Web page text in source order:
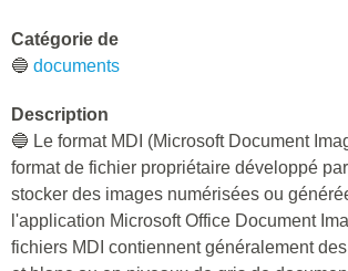
Catégorie de
🔵 documents
Description
🔵 Le format MDI (Microsoft Document
format de fichier propriétaire développé
stocker des images numérisées ou
l'application Microsoft Office Document
fichiers MDI contiennent généralement